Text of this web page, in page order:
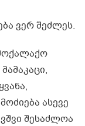
ვერ შეძლეს.
ასევე
შესაძლოა